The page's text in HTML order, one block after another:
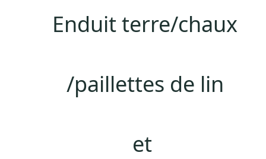
Enduit terre/chaux
/paillettes de lin
et